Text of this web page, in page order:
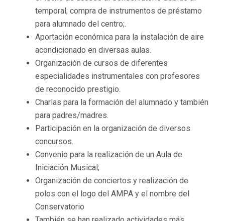
temporal; compra de instrumentos de préstamo
para alumnado del centro;.
Aportación económica para la instalación de aire
acondicionado en diversas aulas.
Organización de cursos de diferentes
especialidades instrumentales con profesores
de reconocido prestigio.
Charlas para la formación del alumnado y también
para padres/madres.
Participación en la organización de diversos
concursos.
Convenio para la realización de un Aula de
Iniciación Musical;
Organización de conciertos y realización de
polos con el logo del AMPA y el nombre del
Conservatorio